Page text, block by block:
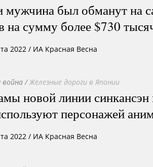
был обманут на
на сумму более $730
2022 / ИА Красная Весна
война /Железные дороги в Японии
новой линии синкансэн
персонажей
2022 / ИА Красная Весна